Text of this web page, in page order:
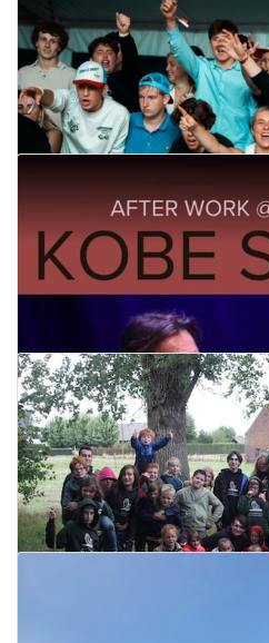
Dubbelconcert X
07 september 2024
Trial
06 september 2024
BK Beerpong
05 september 2024